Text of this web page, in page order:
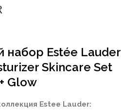
набор Estée Lauder
Skincare Set
Glow
Estee Lauder: